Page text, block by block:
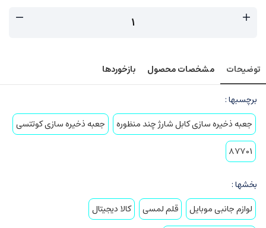
توضیحات مشخصات محصول بازخوردها
برچسبها :
جعبه ذخیره سازی کابل شارژ چند منظوره
جعبه ذخیره سازی کوتتسی
87701
بخشها :
لوازم جانبی موبایل
قلم لمسی
کالا دیجیتال